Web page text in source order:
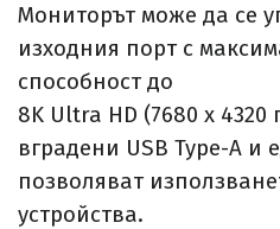
Мониторът може да се
изходния порт с
способност до
8K Ultra HD (7680 x 4320
вградени USB Type-A и
позволяват
устройства.